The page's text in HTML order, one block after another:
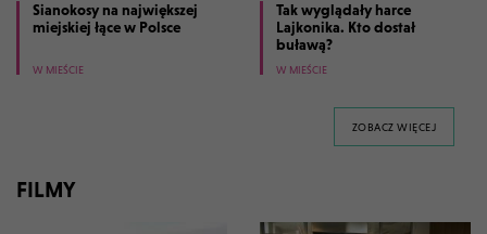
FILMY
Sianokosy na największej
miejskiej łące w Polsce
W MIEŚCIE
Tak wyglądały harce
Lajkonika. Kto dostał
buławą?
W MIEŚCIE
ZOBACZ WIĘCEJGALERII